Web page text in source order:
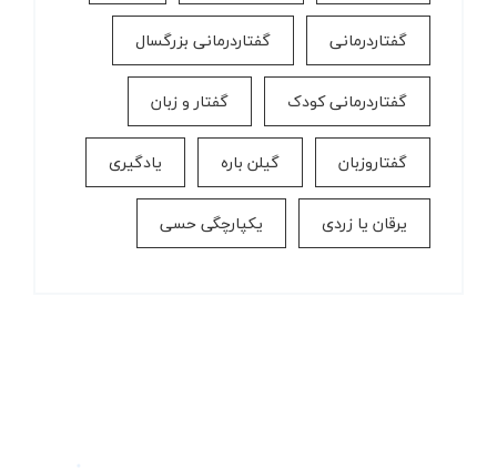
گفتاردرمانی گفتاردرمانی بزرگسال
گفتاردرمانی کودک گفتار و زبان
گفتاروزبان گیلن باره یادگیری
یرقان یا زردی یکپارچگی حسی